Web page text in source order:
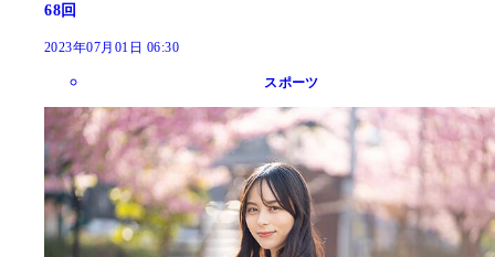
68回
2023年07月01日 06:30
スポーツ